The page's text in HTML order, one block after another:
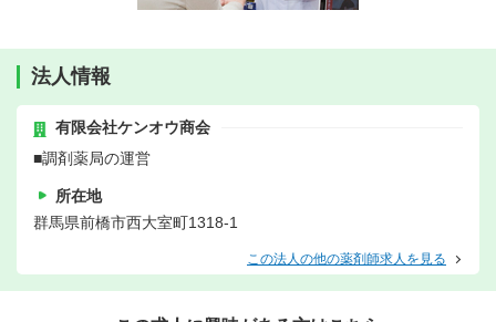
法人情報
有限会社ケンオウ商会
■調剤薬局の運営
所在地
群馬県前橋市西大室町1318-1
この法人の他の薬剤師求人を見る